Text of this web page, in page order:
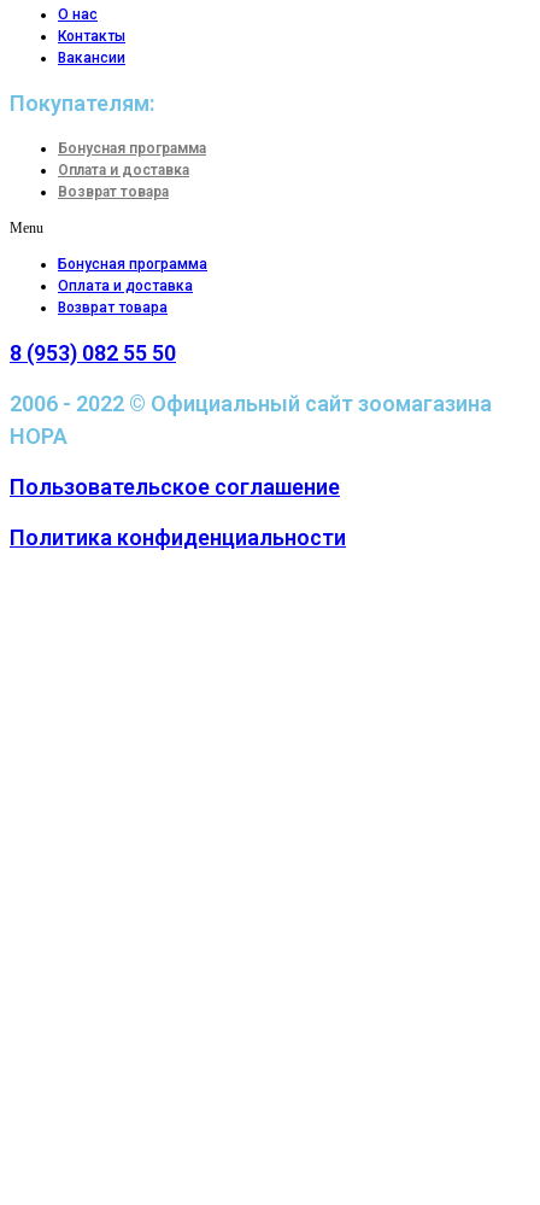
О нас
Контакты
Вакансии
Покупателям:
Бонусная программа
Оплата и доставка
Возврат товара
Menu
Бонусная программа
Оплата и доставка
Возврат товара
8 (953) 082 55 50
2006 - 2022 © Официальный сайт зоомагазина
НОРА
Пользовательское соглашение
Политика конфиденциальности